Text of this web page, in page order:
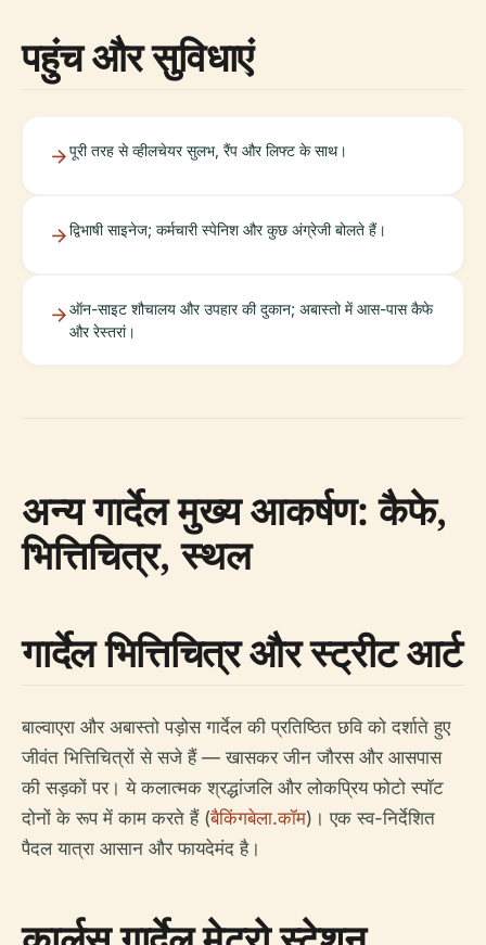
पहुंच और सुविधाएं
पूरी तरह से व्हीलचेयर सुलभ, रैंप और लिफ्ट के साथ।
द्विभाषी साइनेज; कर्मचारी स्पेनिश और कुछ अंग्रेजी बोलते हैं।
ऑन-साइट शौचालय और उपहार की दुकान; अबास्तो में आस-पास कैफे
और रेस्तरां।
अन्य गार्देल मुख्य आकर्षण: कैफे,
भित्तिचित्र, स्थल
गार्देल भित्तिचित्र और स्ट्रीट आर्ट
बाल्वाएरा और अबास्तो पड़ोस गार्देल की प्रतिष्ठित छवि को दर्शाते हुए
जीवंत भित्तिचित्रों से सजे हैं — खासकर जीन जौरस और आसपास
की सड़कों पर। ये कलात्मक श्रद्धांजलि और लोकप्रिय फोटो स्पॉट
दोनों के रूप में काम करते हैं (बैकिंगबेला.कॉम)। एक स्व-निर्देशित
पैदल यात्रा आसान और फायदेमंद है।